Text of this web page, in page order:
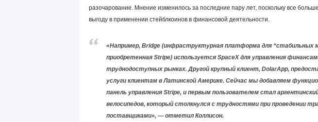
разочарование. Мнение изменилось за последние пару лет, поскольку все
выгоду в применении стейблкоинов в финансовой деятельности.
«Например, Bridge (инфраструктурная платформа для “стабильных
приобретенная Stripe) используется SpaceX для управления
труднодоступных рынках. Другой крупный клиент, DolarApp,
услуги клиентам в Латинской Америке. Сейчас мы добавляем
панель управления Stripe, и первым пользователем стал
велосипедов, который столкнулся с трудностями при проведении
поставщиками», — отметил Коллисон.